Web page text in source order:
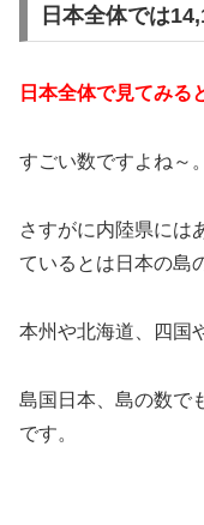
日本全体では
日本全体で見てみる
すごい数ですよね～。
さすがに内陸県には
ているとは日本の島
本州や北海道、四国
島国日本、島の数で
です。